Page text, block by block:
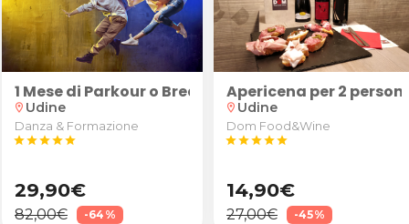
online
1 Mese di Parkour o Breakdance
location_on Udine
Danza & Formazione
starstarstarstarstar
29,90€
82,00€ -64%
Apericena per 2
location_on Udine
Dom Food&Wine
starstarstarstarstar
14,90€
27,00€ -45%